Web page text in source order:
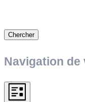
Chercher
Navigation de